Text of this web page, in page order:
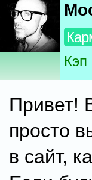
Кэп
Привет!
просто
в сайт,